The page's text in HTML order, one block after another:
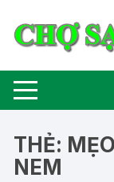
THẺ:
NEM